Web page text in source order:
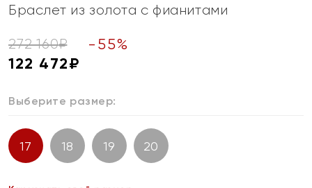
Браслет из золота с фианитами
272 160₽ - 55%
122 472₽
Выберите размер:
17 18 19 20